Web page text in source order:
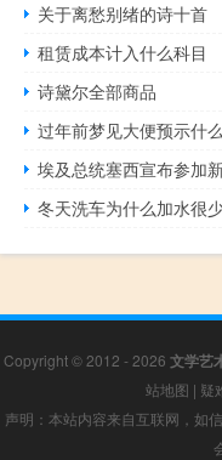
关于离愁别绪的诗十首
租赁成本计入什么科目
诗黛尔全部商品
过年前梦见大便预示什么
埃及总统塞西宣布参加
冬天洗车为什么加水很
Copyright © 2012 - 2026 文学艺
站地图 | 疑
声明：本站内容来自互联网，如